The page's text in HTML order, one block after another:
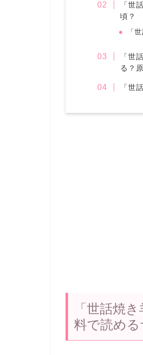
「世
頃？
「
「世
る？
「世
「世話焼
料で読め